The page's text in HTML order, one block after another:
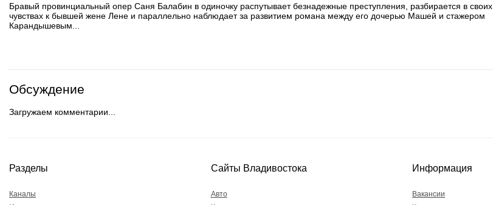
Бравый провинциальный опер Саня Балабин в одиночку распутывает безнадежные преступления, разбирается в своих
чувствах к бывшей жене Лене и параллельно наблюдает за развитием романа между его дочерью Машей и стажером
Карандышевым...
Обсуждение
Загружаем комментарии...
Разделы
Каналы
Сайты Владивостока
Авто
Информация
Вакансии